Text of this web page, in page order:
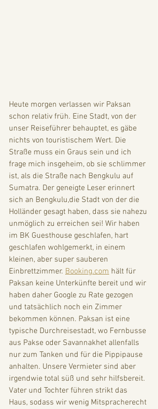
Heute morgen verlassen wir Paksan
schon relativ früh. Eine Stadt, von der
unser Reiseführer behauptet, es gäbe
nichts von touristischem Wert. Die
Straße muss ein Graus sein und ich
frage mich insgeheim, ob sie schlimmer
ist, als die Straße nach Bengkulu auf
Sumatra. Der geneigte Leser erinnert
sich an Bengkulu,die Stadt von der die
Holländer gesagt haben, dass sie nahezu
unmöglich zu erreichen sei! Wir haben
im BK Guesthouse geschlafen, hart
geschlafen wohlgemerkt, in einem
kleinen, aber super sauberen
Einbrettzimmer. Booking.com hält für
Paksan keine Unterkünfte bereit und wir
haben daher Google zu Rate gezogen
und tatsächlich noch ein Zimmer
bekommen können. Paksan ist eine
typische Durchreisestadt, wo Fernbusse
aus Pakse oder Savannakhet allenfalls
nur zum Tanken und für die Pippipause
anhalten. Unsere Vermieter sind aber
irgendwie total süß und sehr hilfsbereit.
Vater und Tochter führen strikt das
Haus, sodass wir wenig Mitspracherecht